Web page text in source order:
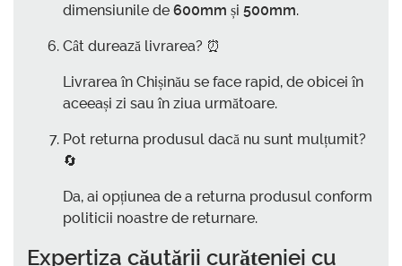
dimensiunile de 600mm și 500mm.
Cât durează livrarea? ⏰
Livrarea în Chișinău se face rapid, de obicei în
aceeași zi sau în ziua următoare.
Pot returna produsul dacă nu sunt mulțumit?
🔄
Da, ai opțiunea de a returna produsul conform
politicii noastre de returnare.
Expertiza căutării curățeniei cu